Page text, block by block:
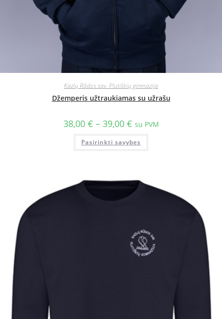
Kazlų Rūdos sav. Plutiškių gimnazija
Džemperis užtraukiamas su užrašu
38,00 € – 39,00 € su PVM
Pasirinkti savybes